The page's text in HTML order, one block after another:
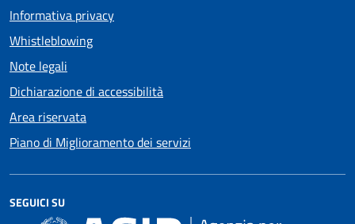
Informativa privacy
Whistleblowing
Note legali
Dichiarazione di accessibilità
Area riservata
Piano di Miglioramento dei servizi
SEGUICI SU